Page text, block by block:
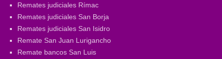
Remates judiciales Rímac
Remates judiciales San Borja
Remates judiciales San Isidro
Remate San Juan Lurigancho
Remate bancos San Luis